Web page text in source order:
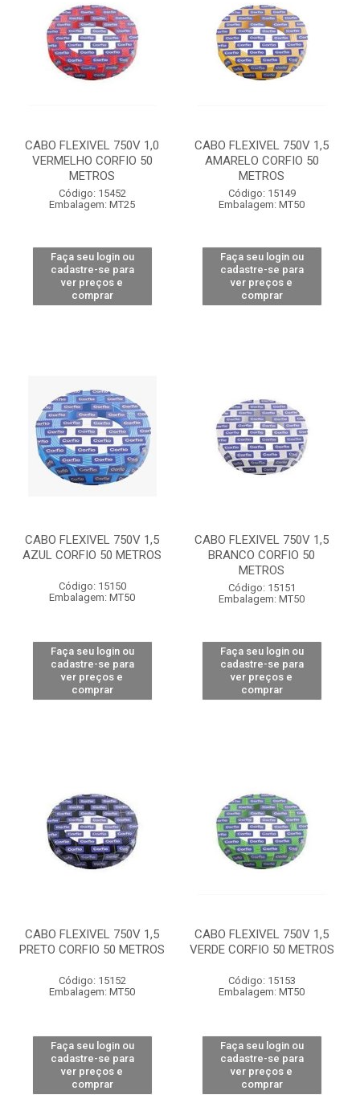
CABO FLEXIVEL 750V 1,0
VERMELHO CORFIO 50
METROS
Código: 15452
Embalagem: MT25
Faça seu login ou
cadastre-se para
ver preços e
comprar
CABO FLEXIVEL 750V 1,5
AMARELO CORFIO 50
METROS
Código: 15149
Embalagem: MT50
Faça seu login ou
cadastre-se para
ver preços e
comprar
CABO FLEXIVEL 750V 1,5
AZUL CORFIO 50 METROS
Código: 15150
Embalagem: MT50
Faça seu login ou
cadastre-se para
ver preços e
comprar
CABO FLEXIVEL 750V 1,5
BRANCO CORFIO 50
METROS
Código: 15151
Embalagem: MT50
Faça seu login ou
cadastre-se para
ver preços e
comprar
CABO FLEXIVEL 750V 1,5
PRETO CORFIO 50 METROS
Código: 15152
Embalagem: MT50
Faça seu login ou
cadastre-se para
ver preços e
comprar
CABO FLEXIVEL 750V 1,5
VERDE CORFIO 50 METROS
Código: 15153
Embalagem: MT50
Faça seu login ou
cadastre-se para
ver preços e
comprar